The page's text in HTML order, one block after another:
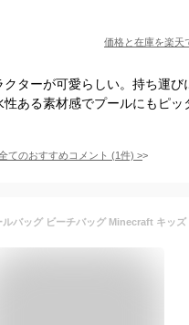
価格と在庫を楽天
ターが可愛らしい。持ち運び
ある素材感でプールにもピッ
てのおすすめコメント (1件) >